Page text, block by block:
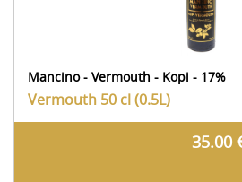
Mancino - Vermouth - Kopi - 17%
Vermouth 50 cl (0.5L)
35.00